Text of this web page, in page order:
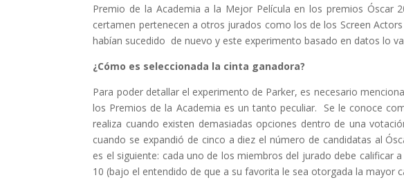
Premio de la Academia a la Mejor Película en los premios Óscar
certamen pertenecen a otros jurados como los de los Screen
habían sucedido de nuevo y este experimento basado en datos lo
¿Cómo es seleccionada la cinta ganadora?
Para poder detallar el experimento de Parker, es necesario
los Premios de la Academia es un tanto peculiar. Se le conoce
realiza cuando existen demasiadas opciones dentro de una
cuando se expandió de cinco a diez el número de candidatas al
es el siguiente: cada uno de los miembros del jurado debe calificar
10 (bajo el entendido de que a su favorita le sea otorgada la mayor